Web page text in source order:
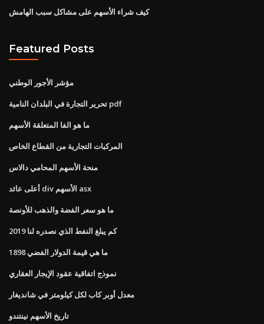
كيف شراء الأسهم على مشاكل سبب الهامش
Featured Posts
مؤشر الأجور الوطني
تحرير التجارة في البلدان النامية pdf
ما هو الفا المتعلقة الأسهم
المركبات التجارية من القطاع الخاص
منحة الأسهم المحامي دالاس
أعلى عائد div الأسهم asx
ما هو سعر الفضة والذهب للأونصة
كم يبلغ النفط الذي نصدره لنا 2019
ما هي قيمة الدولار الفضي 1898
نموذج اتفاقية عقود الإيجار العقاري
معدل أوبر كاب لكل كيلومتر في شانديغار
تاريخ الأسهم نينتندو